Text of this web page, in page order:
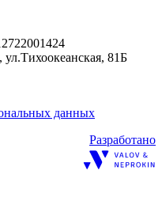
81Б
данных
Разработано